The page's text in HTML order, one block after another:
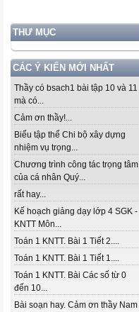
THƯ MỤC
CÁC Ý KIẾN MỚI NHẤT
Thầy có bsach1 bài tập 10 và 11
mà có...
Cảm ơn thầy!...
Biểu tập thể Chi bộ xây dựng
nhiệm vụ trọng...
Chương trình công tác trọng tâm
của cá nhân Quý...
rất hay...
Kế hoạch giảng dạy lớp 4 SGK -
KNTT Môn...
Toán 1 KNTT. Bài 1 Tiết 2....
Toán 1 KNTT. Bài 1 Tiết 1....
Toán 1 KNTT. Bài Các số từ 0
đến 10...
Bài soạn hay. Cảm ơn thầy Nam